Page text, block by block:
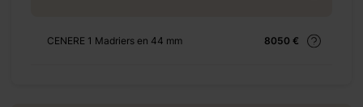
CENERE 1 Madriers en 44 mm 8050 €